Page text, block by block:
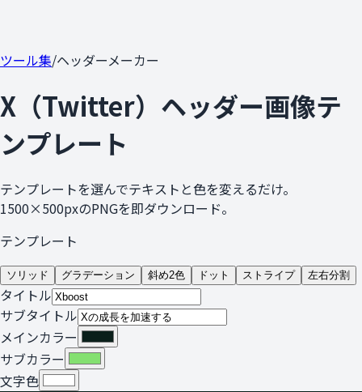
ツール集/ヘッダーメーカー
X（Twitter）ヘッダー画像テ
ンプレート
テンプレートを選んでテキストと色を変えるだけ。
1500×500pxのPNGを即ダウンロード。
テンプレート
ソリッド グラデーション 斜め2色 ドット ストライプ 左右分割
タイトル
サブタイトル
メインカラー
サブカラー
文字色